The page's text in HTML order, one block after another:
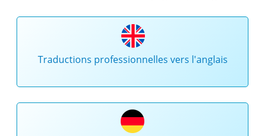
Traductions professionnelles vers l'anglais